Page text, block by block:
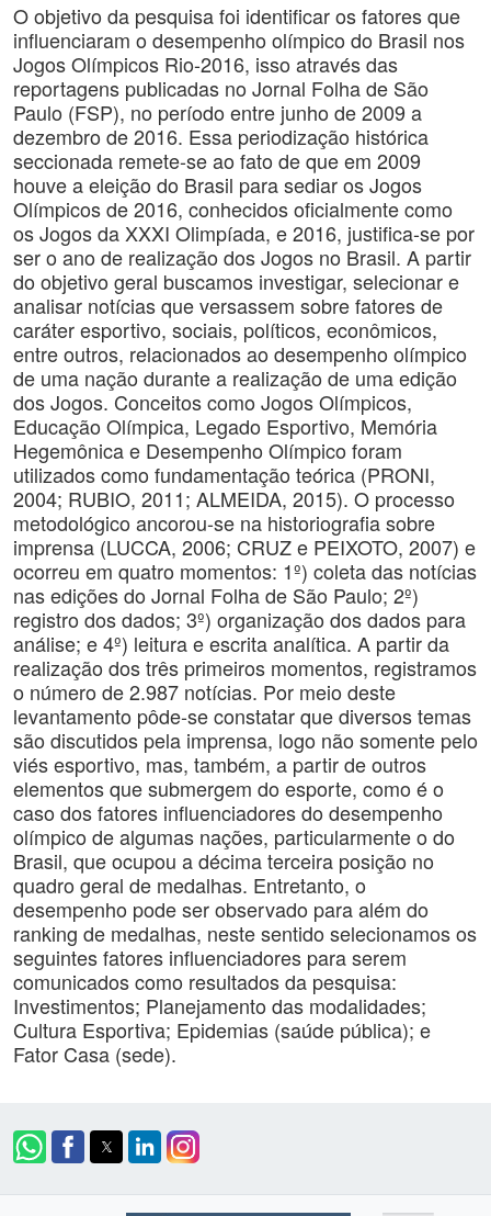
O objetivo da pesquisa foi identificar os fatores que
influenciaram o desempenho olímpico do Brasil nos
Jogos Olímpicos Rio-2016, isso através das
reportagens publicadas no Jornal Folha de São
Paulo (FSP), no período entre junho de 2009 a
dezembro de 2016. Essa periodização histórica
seccionada remete-se ao fato de que em 2009
houve a eleição do Brasil para sediar os Jogos
Olímpicos de 2016, conhecidos oficialmente como
os Jogos da XXXI Olimpíada, e 2016, justifica-se por
ser o ano de realização dos Jogos no Brasil. A partir
do objetivo geral buscamos investigar, selecionar e
analisar notícias que versassem sobre fatores de
caráter esportivo, sociais, políticos, econômicos,
entre outros, relacionados ao desempenho olímpico
de uma nação durante a realização de uma edição
dos Jogos. Conceitos como Jogos Olímpicos,
Educação Olímpica, Legado Esportivo, Memória
Hegemônica e Desempenho Olímpico foram
utilizados como fundamentação teórica (PRONI,
2004; RUBIO, 2011; ALMEIDA, 2015). O processo
metodológico ancorou-se na historiografia sobre
imprensa (LUCCA, 2006; CRUZ e PEIXOTO, 2007) e
ocorreu em quatro momentos: 1º) coleta das notícias
nas edições do Jornal Folha de São Paulo; 2º)
registro dos dados; 3º) organização dos dados para
análise; e 4º) leitura e escrita analítica. A partir da
realização dos três primeiros momentos, registramos
o número de 2.987 notícias. Por meio deste
levantamento pôde-se constatar que diversos temas
são discutidos pela imprensa, logo não somente pelo
viés esportivo, mas, também, a partir de outros
elementos que submergem do esporte, como é o
caso dos fatores influenciadores do desempenho
olímpico de algumas nações, particularmente o do
Brasil, que ocupou a décima terceira posição no
quadro geral de medalhas. Entretanto, o
desempenho pode ser observado para além do
ranking de medalhas, neste sentido selecionamos os
seguintes fatores influenciadores para serem
comunicados como resultados da pesquisa:
Investimentos; Planejamento das modalidades;
Cultura Esportiva; Epidemias (saúde pública); e
Fator Casa (sede).